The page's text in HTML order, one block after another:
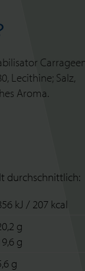
Lecithine; Salz,
Aroma.
durchschnittlich:
kJ / 207 kcal
g
g
g